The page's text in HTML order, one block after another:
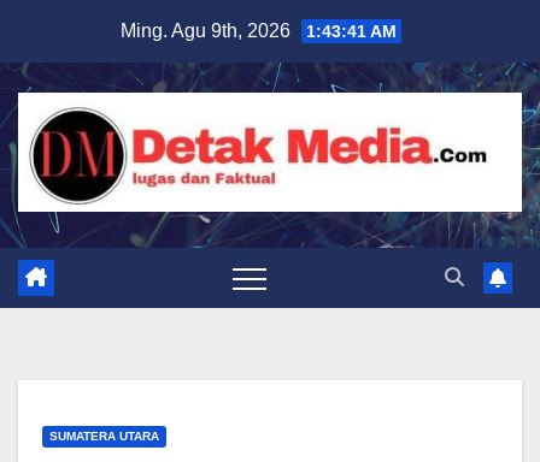
content
Ming. Agu 9th, 2026 1:43:42 AM
SUMATERA UTARA